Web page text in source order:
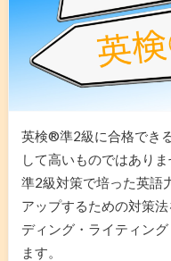
英検®︎準2級に合格でき
して高いものではあり
準2級対策で培った英語
アップするための対策
ディング・ライティン
ます。